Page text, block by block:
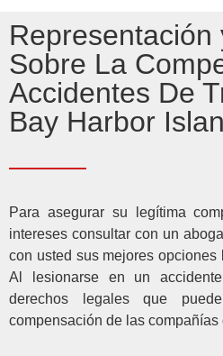
Representación
Sobre La
Accidentes De
Bay Harbor
Para asegurar su legítima
intereses consultar con un
con usted sus mejores opciones
Al lesionarse en un
derechos legales que
compensación de las compañías